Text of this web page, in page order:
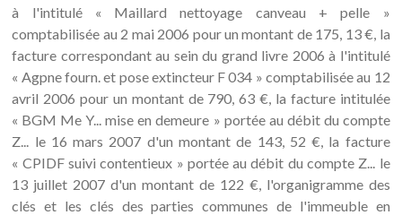
à l'intitulé « Maillard nettoyage canveau + pelle »
comptabilisée au 2 mai 2006 pour un montant de 175, 13 €, la
facture correspondant au sein du grand livre 2006 à l'intitulé
« Agpne fourn. et pose extincteur F 034 » comptabilisée au 12
avril 2006 pour un montant de 790, 63 €, la facture intitulée
« BGM Me Y... mise en demeure » portée au débit du compte
Z... le 16 mars 2007 d'un montant de 143, 52 €, la facture
« CPIDF suivi contentieux » portée au débit du compte Z... le
13 juillet 2007 d'un montant de 122 €, l'organigramme des
clés et les clés des parties communes de l'immeuble en